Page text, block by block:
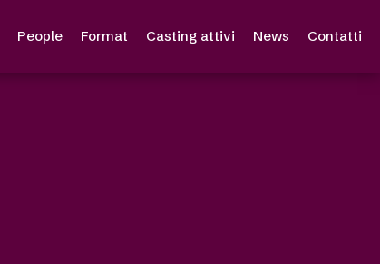
People Format Casting attivi News Contatti